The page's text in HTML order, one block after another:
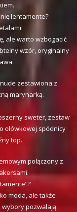
lentamente?
ale warto wzbogacić
wzór, oryginalny
zestawiona z
marynarką.
sweter, zestaw
ołówkowej spódnicy
top.
połączony z
moda, ale także
pozwalają: